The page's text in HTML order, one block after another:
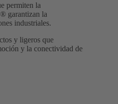
permiten la
garantizan la
industriales.
y ligeros que
y la conectividad de